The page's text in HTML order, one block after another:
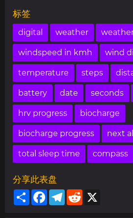
标签
digital weather
windspeed in kmh wind
temperature steps
battery date seconds
hrv progress biocharge
biocharge progress next
total sleep time compass
分享此表盘
ShareFacebookTelegram
Reddit